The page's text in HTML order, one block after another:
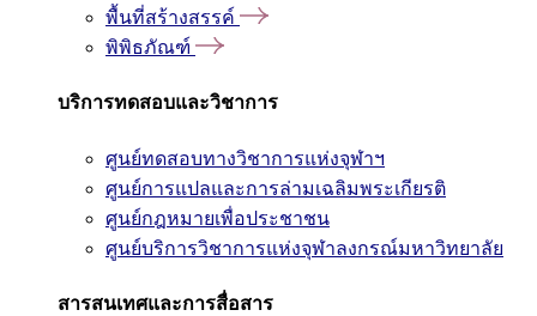
พื้นที่สร้างสรรค์
พิพิธภัณฑ์
บริการทดสอบและวิชาการ
ศูนย์ทดสอบทางวิชาการแห่งจุฬาฯ
ศูนย์การแปลและการล่ามเฉลิมพระเกียรติ
ศูนย์กฎหมายเพื่อประชาชน
ศูนย์บริการวิชาการแห่งจุฬาลงกรณ์มหาวิทยาลัย
สารสนเทศและการสื่อสาร